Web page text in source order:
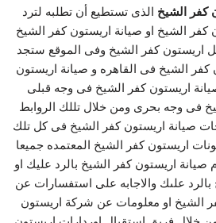
كفر الشيخ الذى تستطيع أن تطلبه لترد
كفر الشيخ او صيانة اريستون كفر الشيخ
اريستون كفر الشيخ وفى الموقع ستجد
كفر الشيخ فى القاهره و صيانة اريستون
اريستون كفر الشيخ فى وجه قبلى
فى وجه بحرى ومن خلال تللك الروابط
صيانة اريستون كفر الشيخ فى كل تلك
اريستون كفر الشيخ المعتمده جميعا
صيانة اريستون كفر الشيخ بالرد عليك او
علىك والاجابه على استفسارات عن
الشيخ او معلومات عن شركة اريستون